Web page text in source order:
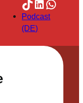
TikTok
LinkedIn
Podcast
(DE)